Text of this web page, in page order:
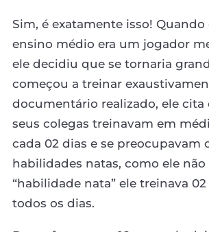
Sim, é exatamente isso! Quando
ensino médio era um jogador
ele decidiu que se tornaria
começou a treinar
documentário realizado, ele
seus colegas treinavam em
cada 02 dias e se preocupavam
habilidades natas, como ele não
“habilidade nata” ele treinava
todos os dias.